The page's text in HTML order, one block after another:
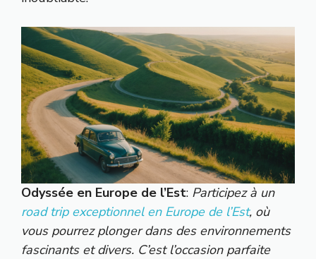
Odyssée en Europe de l’Est: Participez à un
road trip exceptionnel en Europe de l’Est, où
vous pourrez plonger dans des environnements
fascinants et divers. C’est l’occasion parfaite